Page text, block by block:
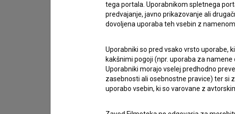
tega portala. Uporabnikom spletnega
predvajanje, javno prikazovanje ali
dovoljena uporaba teh vsebin z
Uporabniki so pred vsako vrsto uporabe,
kakšnimi pogoji (npr. uporaba za
Uporabniki morajo vselej predhodno
zasebnosti ali osebnostne pravice) ter si
uporabo vsebin, ki so varovane z